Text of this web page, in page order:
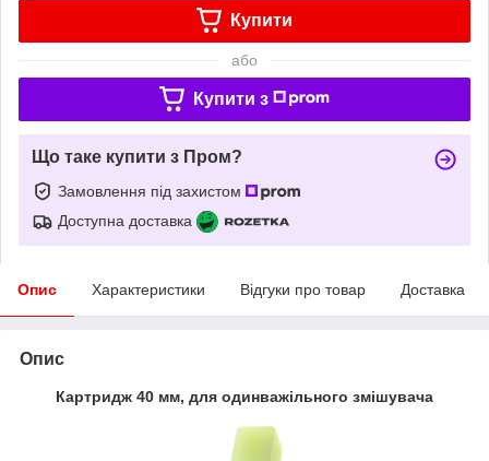
Купити
або
Купити з
Що таке купити з Пром?
Замовлення під захистом
Доступна доставка
Опис Характеристики Відгуки про товар Доставка
Опис
Картридж 40 мм, для одинважільного змішувача